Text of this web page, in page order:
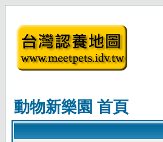
動物新樂園 首頁